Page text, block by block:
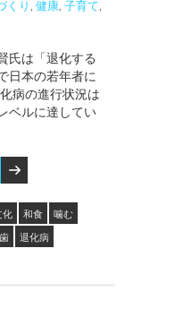
くり 健康 子育て
氏は「退化する
日本の若年者に
病の進行状況は
ベルに達してい
化 和食
噛む
歯 退化病